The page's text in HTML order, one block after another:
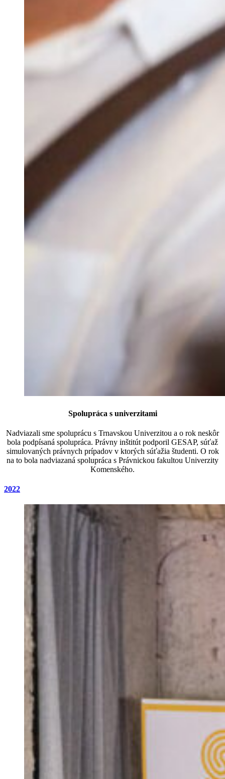
Spolupráca s univerzitami
Nadviazali sme spoluprácu s Trnavskou Univerzitou a o rok neskôr
bola podpísaná spolupráca. Právny inštitút podporil GESAP, súťaž
simulovaných právnych prípadov v ktorých súťažia študenti. O rok
na to bola nadviazaná spolupráca s Právnickou fakultou Univerzity
Komenského.
2022